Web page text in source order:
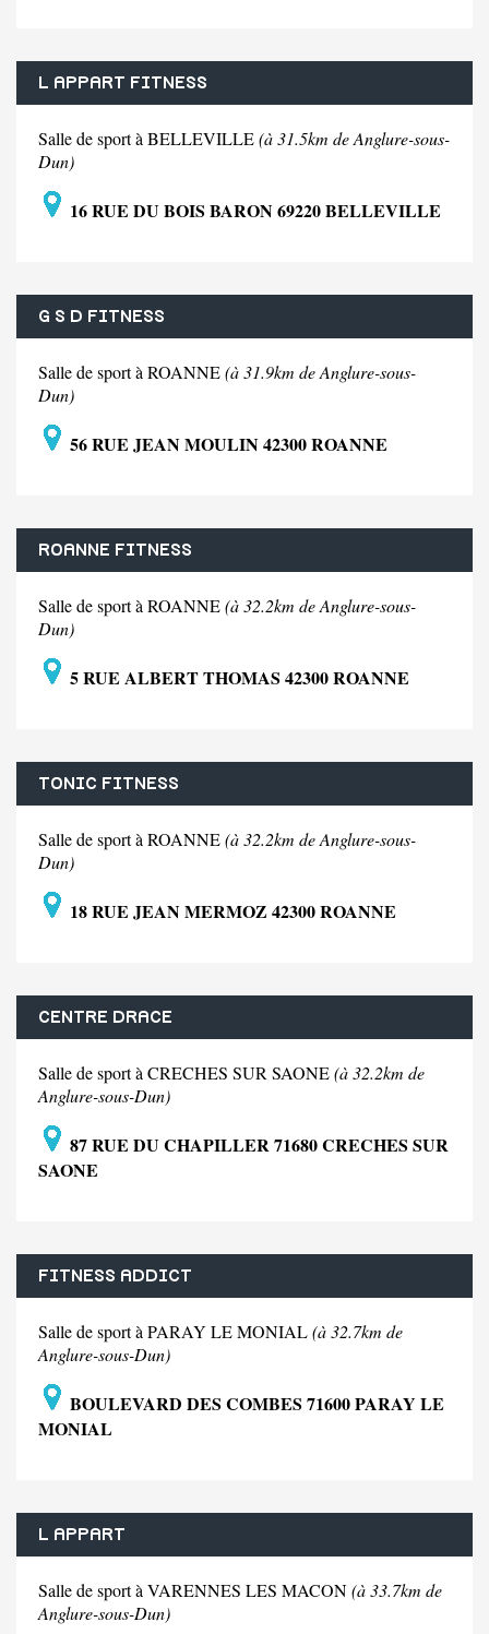
L APPART FITNESS
Salle de sport à BELLEVILLE(à 31.5km de Anglure-sous-
Dun)
16 RUE DU BOIS BARON 69220 BELLEVILLE
G S D FITNESS
Salle de sport à ROANNE(à 31.9km de Anglure-sous-
Dun)
56 RUE JEAN MOULIN 42300 ROANNE
ROANNE FITNESS
Salle de sport à ROANNE(à 32.2km de Anglure-sous-
Dun)
5 RUE ALBERT THOMAS 42300 ROANNE
TONIC FITNESS
Salle de sport à ROANNE(à 32.2km de Anglure-sous-
Dun)
18 RUE JEAN MERMOZ 42300 ROANNE
CENTRE DRACE
Salle de sport à CRECHES SUR SAONE(à 32.2km de
Anglure-sous-Dun)
87 RUE DU CHAPILLER 71680 CRECHES SUR
SAONE
FITNESS ADDICT
Salle de sport à PARAY LE MONIAL(à 32.7km de
Anglure-sous-Dun)
BOULEVARD DES COMBES 71600 PARAY LE
MONIAL
L APPART
Salle de sport à VARENNES LES MACON(à 33.7km de
Anglure-sous-Dun)